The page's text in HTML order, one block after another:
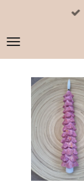
naar
de